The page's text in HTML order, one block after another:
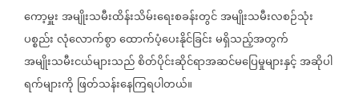
ကော့မှူးအမျိုးသမီးထိန်းသိမ်းရေးစခန်းတွင်အမျိုးသမီးလစဉ်သုံး
ပစ္စည်းလုံလောက်စွာထောက်ပံ့ပေးနိုင်ခြင်းမရှိသည့်အတွက်
အမျိုးသမီးငယ်များသည်စိတ်ပိုင်းဆိုင်ရာအဆင်မပြေမှုများနှင့်အဆိုပါ
ရက်များကို ဖြတ်သန်းနေကြရပါတယ်။